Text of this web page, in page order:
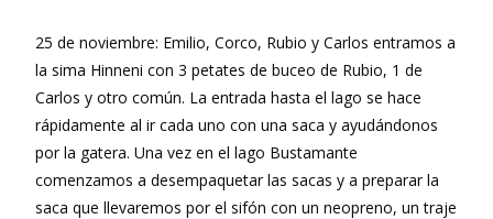
25 de noviembre: Emilio, Corco, Rubio y Carlos entramos a
la sima Hinneni con 3 petates de buceo de Rubio, 1 de
Carlos y otro común. La entrada hasta el lago se hace
rápidamente al ir cada uno con una saca y ayudándonos
por la gatera. Una vez en el lago Bustamante
comenzamos a desempaquetar las sacas y a preparar la
saca que llevaremos por el sifón con un neopreno, un traje